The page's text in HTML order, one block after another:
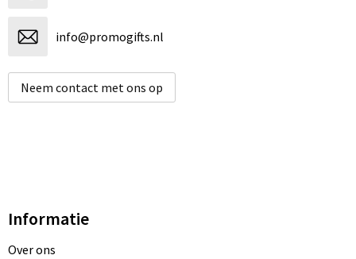
info@promogifts.nl
Neem contact met ons op
Informatie
Over ons